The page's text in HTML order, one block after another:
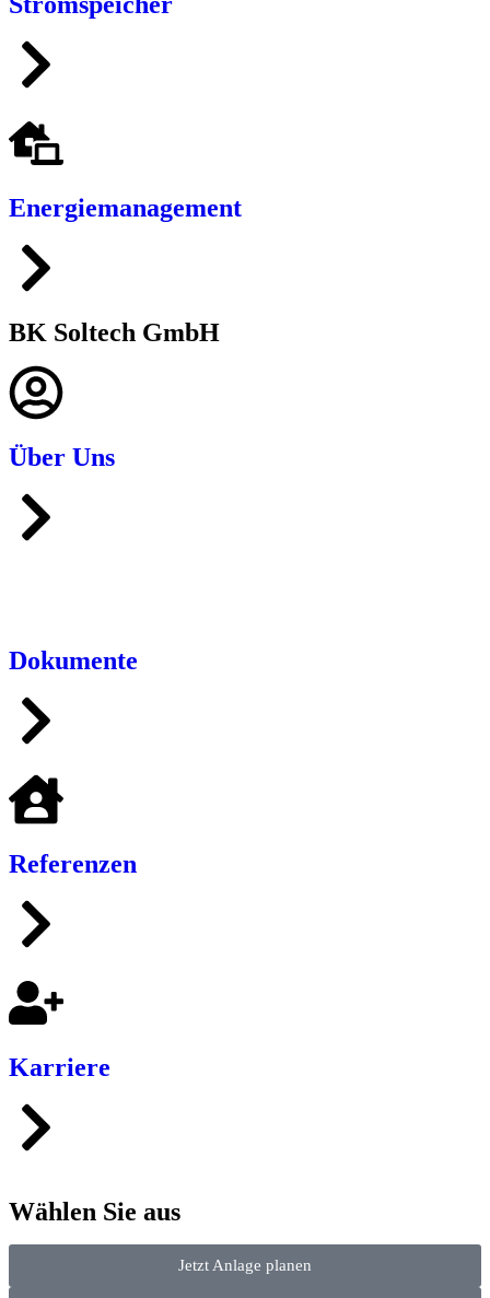
Energiemanagement
BK Soltech GmbH
Über Uns
Dokumente
Referenzen
Karriere
Wählen Sie aus
Jetzt Anlage planen